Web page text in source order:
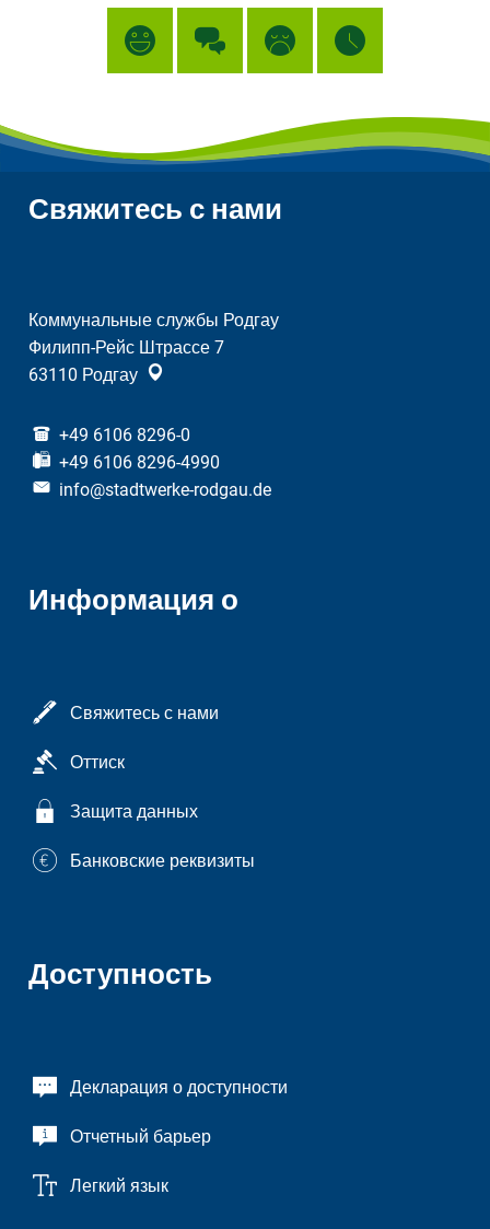
Свяжитесь с нами
Коммунальные службы Родгау
Филипп-Рейс Штрассе 7
63110 Родгау
+49 6106 8296-0
+49 6106 8296-4990
info@stadtwerke-rodgau.de
Информация о
Свяжитесь с нами
Оттиск
Защита данных
Банковские реквизиты
Доступность
Декларация о доступности
Отчетный барьер
Легкий язык